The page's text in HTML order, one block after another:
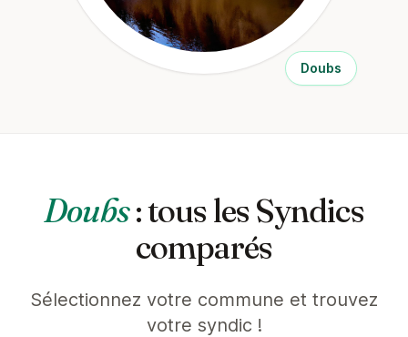
Doubs
Doubs: tous les Syndics
comparés
Sélectionnez votre commune et trouvez
votre syndic !